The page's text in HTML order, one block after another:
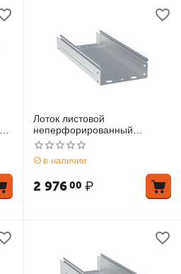
Лоток листовой
неперфорированный
100х100 L2000 0.8мм INOX
EKF L10010000-INOX
в наличии
2 97600 ₽